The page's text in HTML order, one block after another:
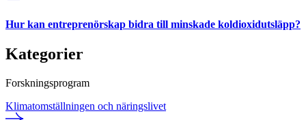
Hur kan entreprenörskap bidra till minskade koldioxidutsläpp?
Kategorier
Forskningsprogram
Klimatomställningen och näringslivet